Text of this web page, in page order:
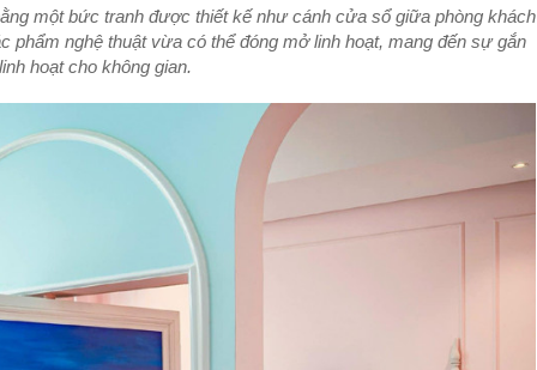
một bức tranh được thiết kế như cánh cửa sổ giữa phòng khách
phẩm nghệ thuật vừa có thể đóng mở linh hoạt, mang đến sự gắn
hoạt cho không gian.